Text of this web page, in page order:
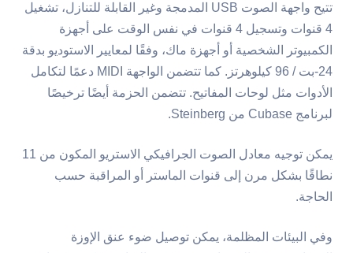
تتيح واجهة الصوت USB المدمجة وغير القابلة للتنازل، تشغيل
4 قنوات وتسجيل 4 قنوات في نفس الوقت على أجهزة
الكمبيوتر الشخصية أو أجهزة ماك، وفقًا لمعايير الاستوديو بدقة
24-بت / 96 كيلوهرتز. كما تتضمن الواجهة MIDI دعمًا لتكامل
الأدوات مثل لوحات المفاتيح. تتضمن الحزمة أيضًا ترخيصًا
لبرنامج Cubase من Steinberg.
يمكن توجيه معادل الصوت الجرافيكي الاستريو المكون من 11
نطاقًا بشكل مرن إلى قنوات الماستر أو المراقبة حسب
الحاجة.
وفي البيئات المظلمة، يمكن توصيل ضوء عنق الإوزة